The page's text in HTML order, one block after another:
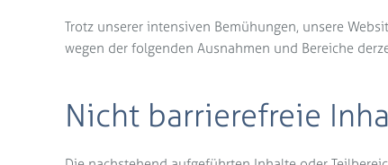
Trotz unserer intensiven Bemühungen, unsere
wegen der folgenden Ausnahmen und Bereiche
Nicht barrierefreie